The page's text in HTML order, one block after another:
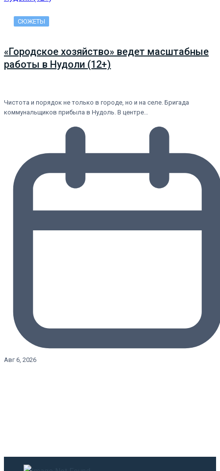
СЮЖЕТЫ
«Городское хозяйство» ведет масштабные
работы в Нудоли (12+)
Чистота и порядок не только в городе, но и на селе. Бригада
коммунальщиков прибыла в Нудоль. В центре…
Авг 6, 2026